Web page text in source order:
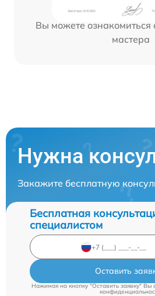
Вы можете ознакомиться
мастера
Нужна
Закажите бесплатную
Бесплатная
специалистом
Оставить
Нажимая на кнопку "Оставить заявку" Вы